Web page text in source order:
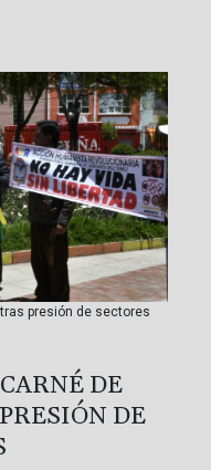
presión de sectores
DE
DE